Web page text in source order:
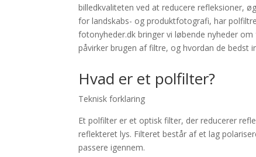
billedkvaliteten ved at reducere refleksioner,
for landskabs- og produktfotografi, har
fotonyheder.dk bringer vi løbende nyheder
påvirker brugen af filtre, og hvordan de bedst
Hvad er et polfilter?
Teknisk forklaring
Et polfilter er et optisk filter, der reducerer
reflekteret lys. Filteret består af et lag
passere igennem.